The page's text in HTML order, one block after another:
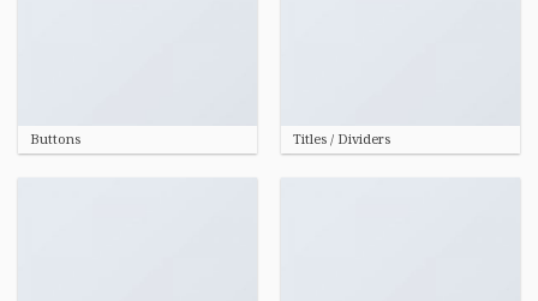
Buttons Titles / Dividers